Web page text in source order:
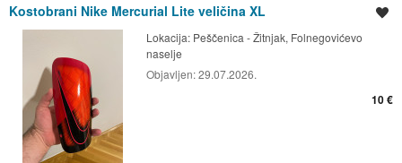
Kostobrani Nike Mercurial Lite veličina XL
Lokacija: Peščenica - Žitnjak, Folnegovićevo
naselje
Objavljen:29.07.2026.
10 €